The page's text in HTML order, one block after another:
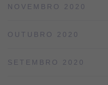
NOVEMBRO 2020
OUTUBRO 2020
SETEMBRO 2020